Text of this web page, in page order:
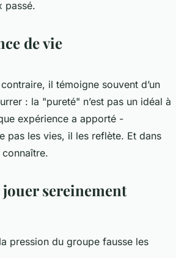
passé.
de vie
il témoigne souvent d’un
: la "pureté" n’est pas un idéal à
expérience a apporté -
pas les vies, il les reflète. Et dans
sereinement
pression du groupe fausse les